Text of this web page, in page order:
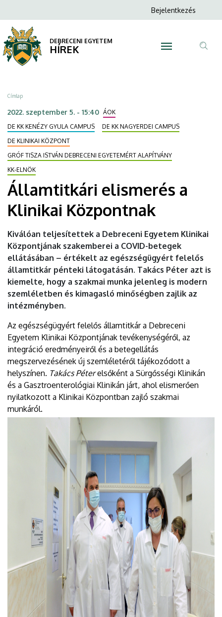
elismerés
a
Klinikai
Központnak
DEBRECENI
EGYETEM
a
tartalomra
Anonim
menüje
Bejelentkezés
DEBRECENI EGYETEM
HÍREK
Morzsa
Címlap
2022. szeptember 5. - 15:40 ÁOK
DE KK KENÉZY GYULA CAMPUS
DE KK NAGYERDEI CAMPUS
DE KLINIKAI KÖZPONT
GRÓF TISZA ISTVÁN DEBRECENI EGYETEMÉRT ALAPÍTVÁNY
KK-ELNÖK
Államtitkári elismerés a
Klinikai Központnak
Kiválóan teljesítettek a Debreceni Egyetem Klinikai
Központjának szakemberei a COVID-betegek
ellátásában – értékelt az egészségügyért felelős
államtitkár pénteki látogatásán. Takács Péter azt is
kiemelte, hogy a szakmai munka jelenleg is modern
szemléletben és kimagasló minőségben zajlik az
intézményben.
Az egészségügyért felelős államtitkár a Debreceni
Egyetem Klinikai Központjának tevékenységéről, az
integráció eredményeiről és a betegellátás
megszervezésének új szemléletéről tájékozódott a
helyszínen. Takács Péterelsőként a Sürgősségi Klinikán
és a Gasztroenterológiai Klinikán járt, ahol elismerően
nyilatkozott a Klinikai Központban zajló szakmai
munkáról.